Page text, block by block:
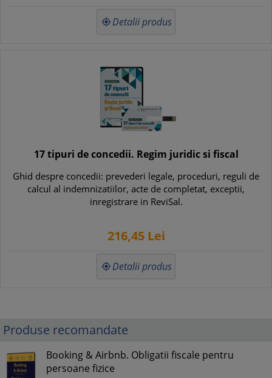
 Detalii produs
17 tipuri de concedii. Regim juridic si fiscal
Ghid despre concedii: prevederi legale, proceduri, reguli de
calcul al indemnizatiilor, acte de completat, exceptii,
inregistrare in ReviSal.
216,45Lei
 Detalii produs
Produse recomandate
Booking & Airbnb. Obligatii fiscale pentru
persoane fizice